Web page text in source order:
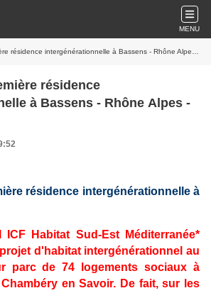
MENU
résidence intergénérationnelle à Bassens - Rhône Alpes - 74 -
résidence
à Bassens - Rhône Alpes -
résidence intergénérationnelle à
Habitat Sud-Est Méditerranée*
d'habitat intergénérationnel au
parc de 74 logements sociaux à
en Savoir. De fait, sur les